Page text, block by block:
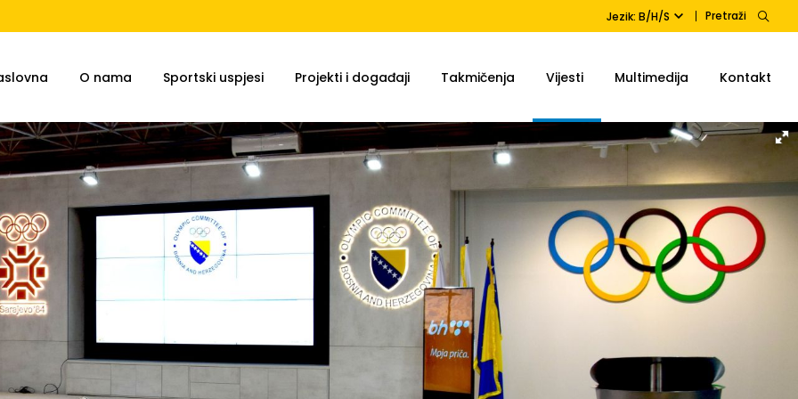
Jezik: B/H/S Pretraži
O nama Sportski uspjesi Projekti i događaji Takmičenja Vijesti Multimedija Kontakt